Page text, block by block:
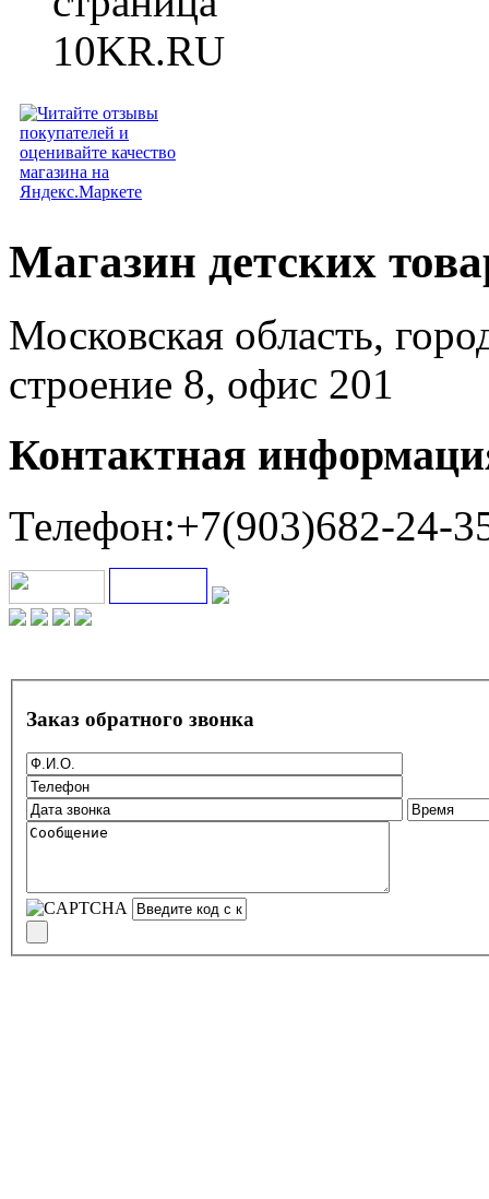
Магазин детских
Московская область,
строение 8, офис 201
Контактная
Телефон:+7(903)682-24-
Заказ обратного звонка